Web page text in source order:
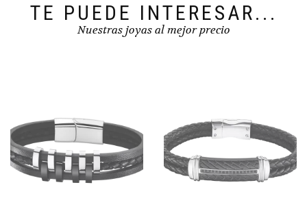
TE PUEDE INTERESAR...
Nuestras joyas al mejor precio